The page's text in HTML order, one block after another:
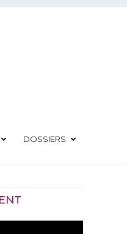
DOSSIERS